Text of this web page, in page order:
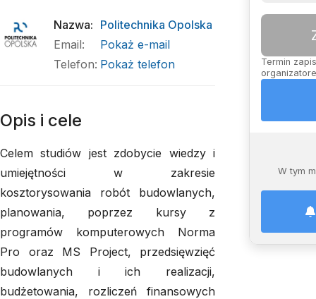
Termin
W tym
Nazwa: Politechnika Opolska
Email:
Pokaż e-mail
Telefon: Pokaż telefon
Opis i cele
Celem studiów jest zdobycie wiedzy i
umiejętności w zakresie
kosztorysowania robót budowlanych,
planowania, poprzez kursy z
programów komputerowych Norma
Pro oraz MS Project, przedsięwzięć
budowlanych i ich realizacji,
budżetowania, rozliczeń finansowych